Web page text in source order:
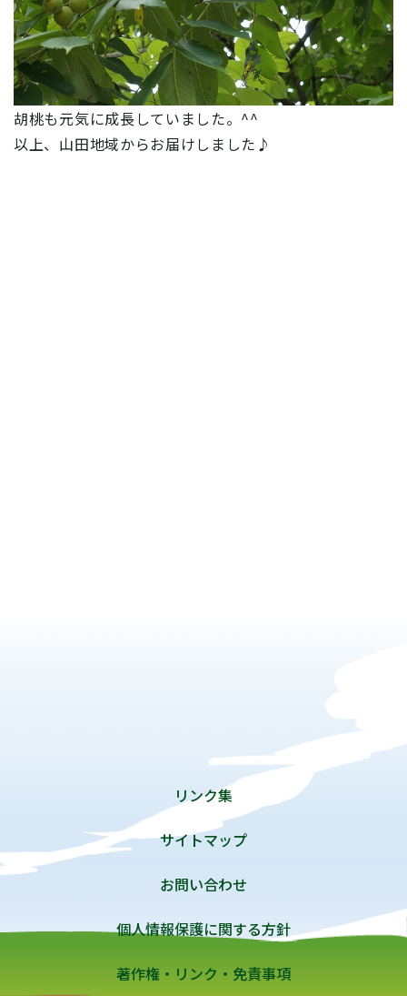
胡桃も元気に成長していました。^^
以上、山田地域からお届けしました♪
リンク集
サイトマップ
お問い合わせ
個人情報保護に関する方針
著作権・リンク・免責事項